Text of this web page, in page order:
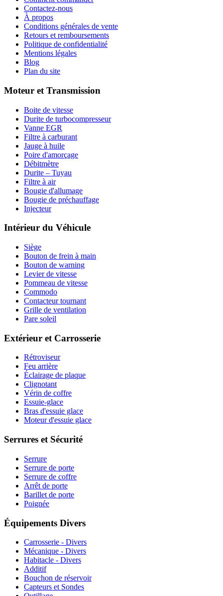
Contactez-nous
À propos
Conditions générales de vente
Retours et remboursements
Politique de confidentialité
Mentions légales
Blog
Plan du site
Moteur et Transmission
Boite de vitesse
Durite de turbocompresseur
Vanne EGR
Filtre à carburant
Jauge à huile
Poire d'amorçage
Débitmètre
Durite – Tuyau
Filtre à air
Bougie d'allumage
Bougie de préchauffage
Injecteur
Intérieur du Véhicule
Siège
Bouton de frein à main
Bouton de warning
Levier de vitesse
Pommeau de vitesse
Commodo
Contacteur tournant
Grille de ventilation
Pare soleil
Extérieur et Carrosserie
Rétroviseur
Feu arrière
Éclairage de plaque
Clignotant
Vérin de coffre
Essuie-glace
Bras d'essuie glace
Moteur d'essuie glace
Serrures et Sécurité
Serrure
Serrure de porte
Serrure de coffre
Arrêt de porte
Barillet de porte
Poignée
Équipements Divers
Carrosserie - Divers
Mécanique - Divers
Habitacle - Divers
Additif
Bouchon de réservoir
Capteurs et Sondes